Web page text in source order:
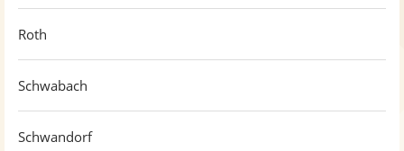
Roth
Schwabach
Schwandorf